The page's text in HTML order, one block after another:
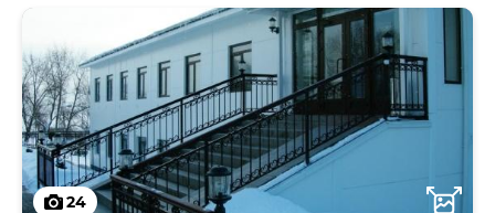
24